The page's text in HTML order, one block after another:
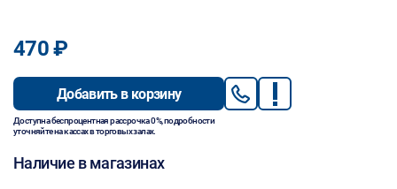
470 ₽
Добавить в корзину
Доступна беспроцентная рассрочка 0%, подробности
уточняйте на кассах в торговых залах.
Наличие в магазинах